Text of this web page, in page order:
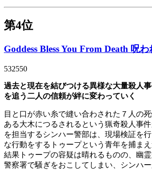
第4位
Goddess Bless You From Death 呪
532550
過去と現在を結びつける異様な大量殺人
を追う二人の信頼が絆に変わっていく
目と口が赤い糸で縫い合わされた７人の
ある大木につるされるという猟奇殺人事
を担当するシンハー警部は、現場検証を
な行動をするトゥープという青年を捕ま
結果トゥープの容疑は晴れるものの、幽
警察署で騒ぎをおこしてしまい、シンハ